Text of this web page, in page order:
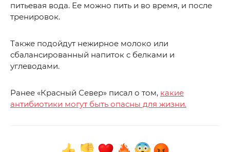
питьевая вода. Ее можно пить и во время, и после
тренировок.
Также подойдут нежирное молоко или
сбалансированный напиток с белками и
углеводами.
Ранее «Красный Север» писал о том, какие
антибиотики могут быть опасны для жизни.